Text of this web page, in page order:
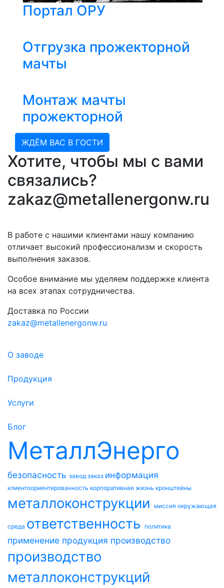
Портал ОРУ
Отгрузка прожекторной
мачты
Монтаж мачты
прожекторной
ЖДЁМ ВАС В ГОСТИ
Хотите, чтобы мы с вами
связались?
zakaz@metallenergonw.ru
В работе с нашими клиентами нашу компанию
отличает высокий профессионализм и скорость
выполнения заказов.
Особое внимание мы уделяем поддержке клиента
на всех этапах сотрудничества.
Доставка по России
zakaz@metallenergonw.ru
О заводе
Продукция
Услуги
Блог
МеталлЭнерго
безопасность завод заказ информация
клиентоориентированность корпоративная жизнь кронштейны
металлоконструкции миссия окружающая
среда ответственность политика
применение продукция производство
производство
металлоконструкций